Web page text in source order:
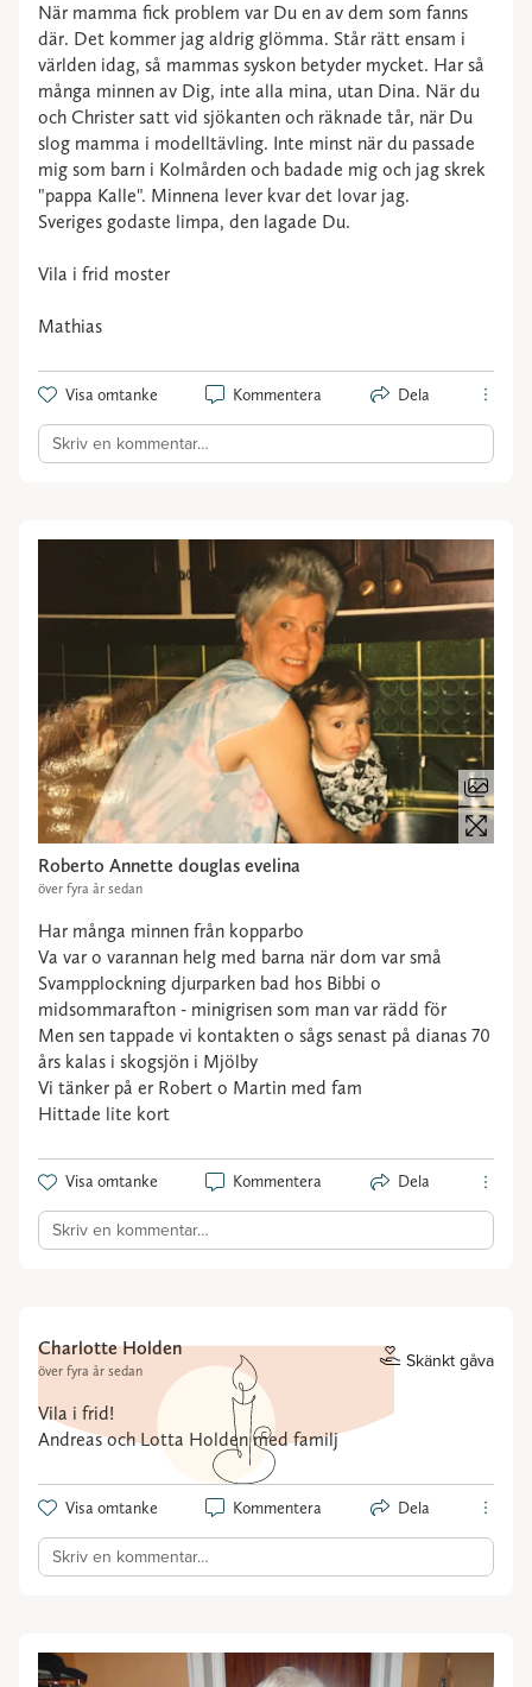
När mamma fick problem var Du en av dem som fanns
där. Det kommer jag aldrig glömma. Står rätt ensam i
världen idag, så mammas syskon betyder mycket. Har så
många minnen av Dig, inte alla mina, utan Dina. När du
och Christer satt vid sjökanten och räknade tår, när Du
slog mamma i modelltävling. Inte minst när du passade
mig som barn i Kolmården och badade mig och jag skrek
"pappa Kalle". Minnena lever kvar det lovar jag.
Sveriges godaste limpa, den lagade Du.
Vila i frid moster
Mathias
Visa omtanke Kommentera Dela
Skriv en kommentar…
Roberto Annette douglas evelina
över fyra år sedan
Har många minnen från kopparbo
Va var o varannan helg med barna när dom var små
Svampplockning djurparken bad hos Bibbi o
midsommarafton - minigrisen som man var rädd för
Men sen tappade vi kontakten o sågs senast på dianas 70
års kalas i skogsjön i Mjölby
Vi tänker på er Robert o Martin med fam
Hittade lite kort
Visa omtanke Kommentera Dela
Skriv en kommentar…
Charlotte Holden
över fyra år sedan Skänkt gåva
Vila i frid!
Andreas och Lotta Holden med familj
Visa omtanke Kommentera Dela
Skriv en kommentar…